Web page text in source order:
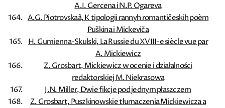
A.I. Gercena i N.P. Ogareva
A.G. Piotrovskaâ, K tipologii rannyh romantičeskih poèm
Puškina i Mickeviča
H. Gumienna-Skulski, La Russie du XVIII-e siècle vue par
A. Mickiewicz
Z. Grosbart, Mickiewicz w ocenie i działalności
redaktorskiej M. Niekrasowa
J.N. Miller, Dwie fikcje pod jednym płaszczem
Z. Grosbart, Puszkinowskie tłumaczenia Mickiewicza a